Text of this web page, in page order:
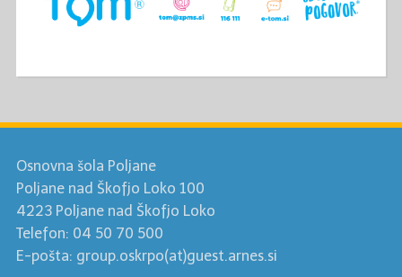
Osnovna šola Poljane
Poljane nad Škofjo Loko 100
4223 Poljane nad Škofjo Loko
Telefon: 04 50 70 500
E-pošta: group.oskrpo(at)guest.arnes.si